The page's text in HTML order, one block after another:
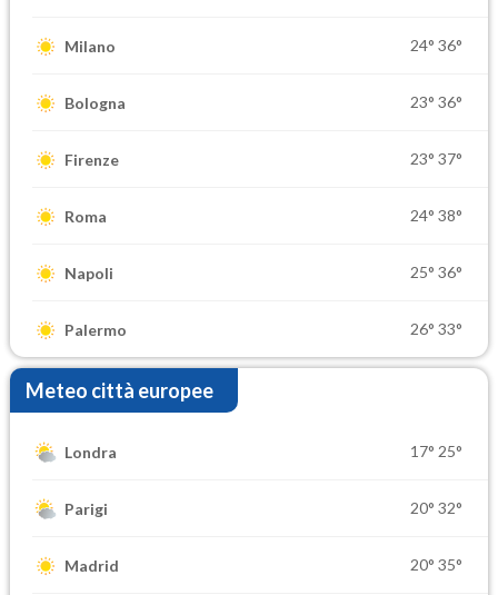
Milano 24° 36°
Bologna 23° 36°
Firenze 23° 37°
Roma 24° 38°
Napoli 25° 36°
Palermo 26° 33°
Meteo città europee
Londra 17° 25°
Parigi 20° 32°
Madrid 20° 35°